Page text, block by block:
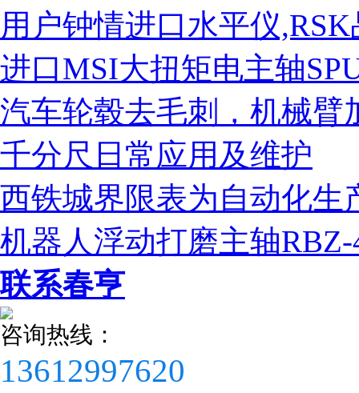
用户钟情进口水平仪
进口MSI大扭矩电主轴
汽车轮毂去毛刺，机械臂
千分尺日常应用及维护
西铁城界限表为自动化生
机器人浮动打磨主轴
联系春亨
咨询热线：
13612997620